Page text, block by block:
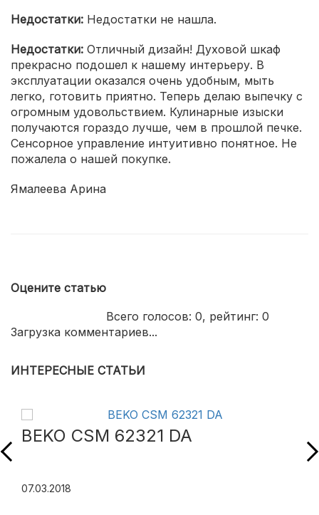
Недостатки: Недостатки не нашла.
Недостатки: Отличный дизайн! Духовой шкаф
прекрасно подошел к нашему интерьеру. В
эксплуатации оказался очень удобным, мыть
легко, готовить приятно. Теперь делаю выпечку с
огромным удовольствием. Кулинарные изыски
получаются гораздо лучше, чем в прошлой печке.
Сенсорное управление интуитивно понятное. Не
пожалела о нашей покупке.
Ямалеева Арина
Оцените статью
Всего голосов: 0, рейтинг: 0
Загрузка комментариев...
ИНТЕРЕСНЫЕ СТАТЬИ
BEKO CSM 62321 DA
07.03.2018